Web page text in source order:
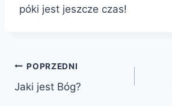
póki jest jeszcze czas!
Nawigacja
wpisu
POPRZEDNI
Jaki jest Bóg?